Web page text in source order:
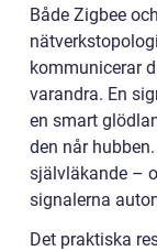
Både Zigbee
kommunicerar
varandra. En
en smart
den når
självläkande –
signalerna
Det praktiska